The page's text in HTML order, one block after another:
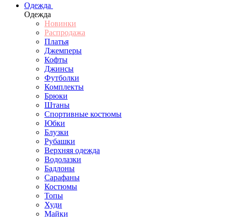
Одежда
Одежда
Новинки
Распродажа
Платья
Джемперы
Кофты
Джинсы
Футболки
Комплекты
Брюки
Штаны
Спортивные костюмы
Юбки
Блузки
Рубашки
Верхняя одежда
Водолазки
Бадлоны
Сарафаны
Костюмы
Топы
Худи
Майки